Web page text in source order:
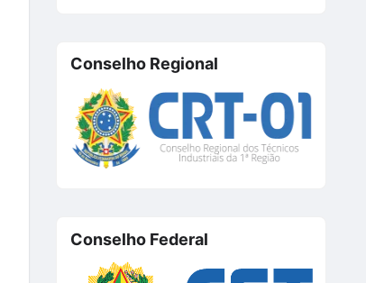
Conselho Regional
Conselho Federal